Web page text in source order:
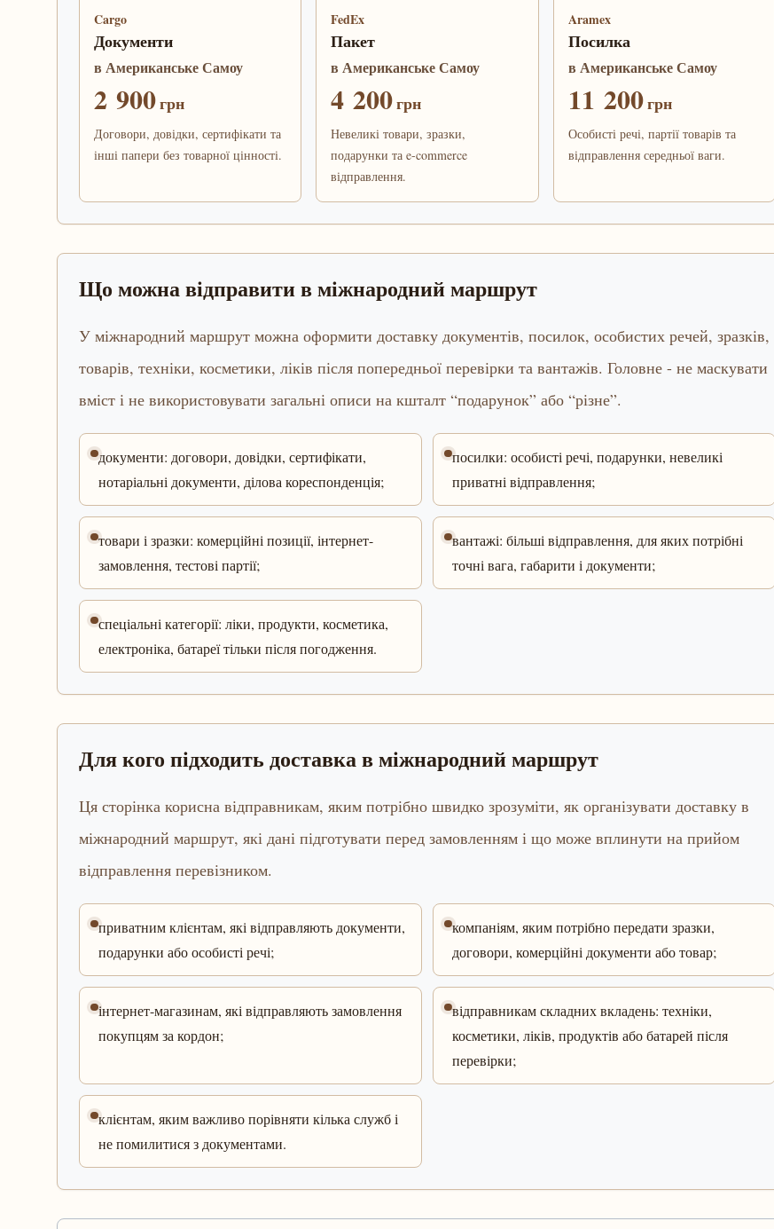
Cargo
Документи
в Американське Самоу
2 900грн
Договори, довідки, сертифікати та
інші папери без товарної цінності.
FedEx
Пакет
в Американське Самоу
4 200грн
Невеликі товари, зразки,
подарунки та e-commerce
відправлення.
Aramex
Посилка
в Американське Самоу
11 200грн
Особисті речі, партії товарів та
відправлення середньої ваги.
Що можна відправити в міжнародний маршрут
У міжнародний маршрут можна оформити доставку документів, посилок, особистих речей, зразків,
товарів, техніки, косметики, ліків після попередньої перевірки та вантажів. Головне - не маскувати
вміст і не використовувати загальні описи на кшталт “подарунок” або “різне”.
документи: договори, довідки, сертифікати,
нотаріальні документи, ділова кореспонденція;
посилки: особисті речі, подарунки, невеликі
приватні відправлення;
товари і зразки: комерційні позиції, інтернет-
замовлення, тестові партії;
вантажі: більші відправлення, для яких потрібні
точні вага, габарити і документи;
спеціальні категорії: ліки, продукти, косметика,
електроніка, батареї тільки після погодження.
Для кого підходить доставка в міжнародний маршрут
Ця сторінка корисна відправникам, яким потрібно швидко зрозуміти, як організувати доставку в
міжнародний маршрут, які дані підготувати перед замовленням і що може вплинути на прийом
відправлення перевізником.
приватним клієнтам, які відправляють документи,
подарунки або особисті речі;
компаніям, яким потрібно передати зразки,
договори, комерційні документи або товар;
інтернет-магазинам, які відправляють замовлення
покупцям за кордон;
відправникам складних вкладень: техніки,
косметики, ліків, продуктів або батарей після
перевірки;
клієнтам, яким важливо порівняти кілька служб і
не помилитися з документами.